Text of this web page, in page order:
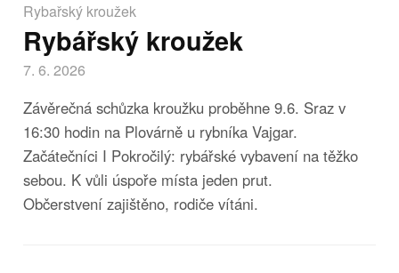
Rybařský kroužek
Rybářský kroužek
7. 6. 2026
Závěrečná schůzka kroužku proběhne 9.6. Sraz v
16:30 hodin na Plovárně u rybníka Vajgar.
Začátečníci I Pokročilý: rybářské vybavení na těžko
sebou. K vůli úspoře místa jeden prut.
Občerstvení zajištěno, rodiče vítáni.